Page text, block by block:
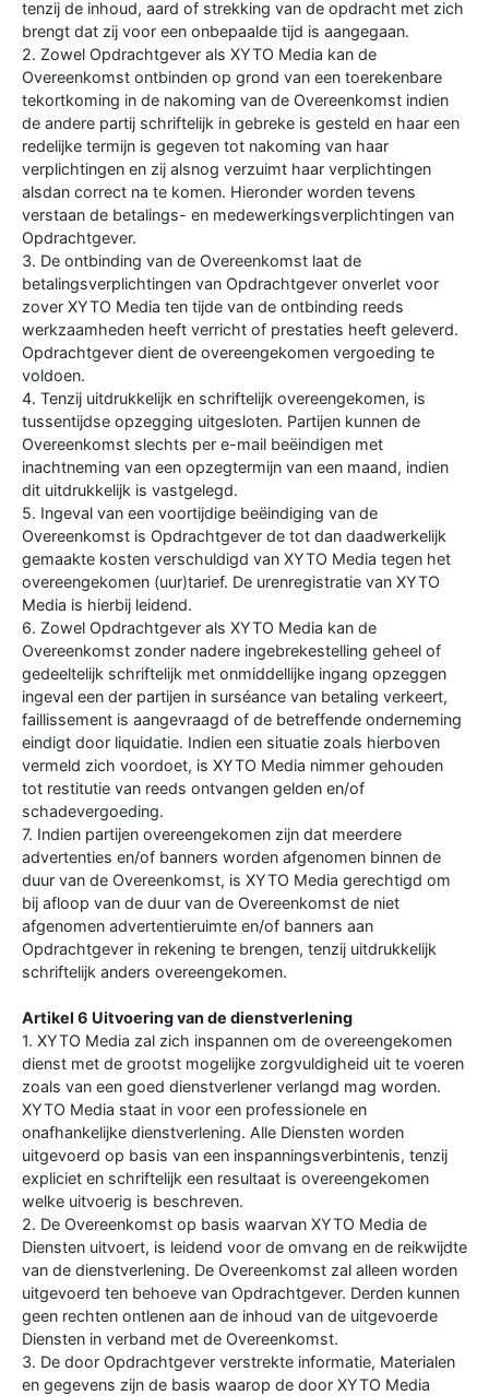
tenzij de inhoud, aard of strekking van de opdracht met zich
brengt dat zij voor een onbepaalde tijd is aangegaan.
2. Zowel Opdrachtgever als XYTO Media kan de
Overeenkomst ontbinden op grond van een toerekenbare
tekortkoming in de nakoming van de Overeenkomst indien
de andere partij schriftelijk in gebreke is gesteld en haar een
redelijke termijn is gegeven tot nakoming van haar
verplichtingen en zij alsnog verzuimt haar verplichtingen
alsdan correct na te komen. Hieronder worden tevens
verstaan de betalings- en medewerkingsverplichtingen van
Opdrachtgever.
3. De ontbinding van de Overeenkomst laat de
betalingsverplichtingen van Opdrachtgever onverlet voor
zover XYTO Media ten tijde van de ontbinding reeds
werkzaamheden heeft verricht of prestaties heeft geleverd.
Opdrachtgever dient de overeengekomen vergoeding te
voldoen.
4. Tenzij uitdrukkelijk en schriftelijk overeengekomen, is
tussentijdse opzegging uitgesloten. Partijen kunnen de
Overeenkomst slechts per e-mail beëindigen met
inachtneming van een opzegtermijn van een maand, indien
dit uitdrukkelijk is vastgelegd.
5. Ingeval van een voortijdige beëindiging van de
Overeenkomst is Opdrachtgever de tot dan daadwerkelijk
gemaakte kosten verschuldigd van XYTO Media tegen het
overeengekomen (uur)tarief. De urenregistratie van XYTO
Media is hierbij leidend.
6. Zowel Opdrachtgever als XYTO Media kan de
Overeenkomst zonder nadere ingebrekestelling geheel of
gedeeltelijk schriftelijk met onmiddellijke ingang opzeggen
ingeval een der partijen in surséance van betaling verkeert,
faillissement is aangevraagd of de betreffende onderneming
eindigt door liquidatie. Indien een situatie zoals hierboven
vermeld zich voordoet, is XYTO Media nimmer gehouden
tot restitutie van reeds ontvangen gelden en/of
schadevergoeding.
7. Indien partijen overeengekomen zijn dat meerdere
advertenties en/of banners worden afgenomen binnen de
duur van de Overeenkomst, is XYTO Media gerechtigd om
bij afloop van de duur van de Overeenkomst de niet
afgenomen advertentieruimte en/of banners aan
Opdrachtgever in rekening te brengen, tenzij uitdrukkelijk
schriftelijk anders overeengekomen.
Artikel 6 Uitvoering van de dienstverlening
1. XYTO Media zal zich inspannen om de overeengekomen
dienst met de grootst mogelijke zorgvuldigheid uit te voeren
zoals van een goed dienstverlener verlangd mag worden.
XYTO Media staat in voor een professionele en
onafhankelijke dienstverlening. Alle Diensten worden
uitgevoerd op basis van een inspanningsverbintenis, tenzij
expliciet en schriftelijk een resultaat is overeengekomen
welke uitvoerig is beschreven.
2. De Overeenkomst op basis waarvan XYTO Media de
Diensten uitvoert, is leidend voor de omvang en de reikwijdte
van de dienstverlening. De Overeenkomst zal alleen worden
uitgevoerd ten behoeve van Opdrachtgever. Derden kunnen
geen rechten ontlenen aan de inhoud van de uitgevoerde
Diensten in verband met de Overeenkomst.
3. De door Opdrachtgever verstrekte informatie, Materialen
en gegevens zijn de basis waarop de door XYTO Media